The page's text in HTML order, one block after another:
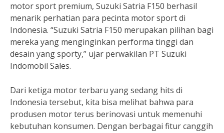
motor sport premium, Suzuki Satria F150 berhasil
menarik perhatian para pecinta motor sport di
Indonesia. “Suzuki Satria F150 merupakan pilihan bagi
mereka yang menginginkan performa tinggi dan
desain yang sporty,” ujar perwakilan PT Suzuki
Indomobil Sales.
Dari ketiga motor terbaru yang sedang hits di
Indonesia tersebut, kita bisa melihat bahwa para
produsen motor terus berinovasi untuk memenuhi
kebutuhan konsumen. Dengan berbagai fitur canggih